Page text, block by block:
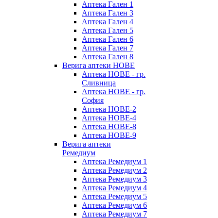
Аптека Гален 1
Аптека Гален 3
Аптека Гален 4
Аптека Гален 5
Аптека Гален 6
Аптека Гален 7
Аптека Гален 8
Верига аптеки НОВЕ
Аптека НОВЕ - гр.
Сливница
Аптека НОВЕ - гр.
София
Аптека НОВЕ-2
Аптека НОВЕ-4
Аптека НОВЕ-8
Аптека НОВЕ-9
Верига аптеки
Ремедиум
Аптека Ремедиум 1
Аптека Ремедиум 2
Аптека Ремедиум 3
Аптека Ремедиум 4
Аптека Ремедиум 5
Аптека Ремедиум 6
Аптека Ремедиум 7